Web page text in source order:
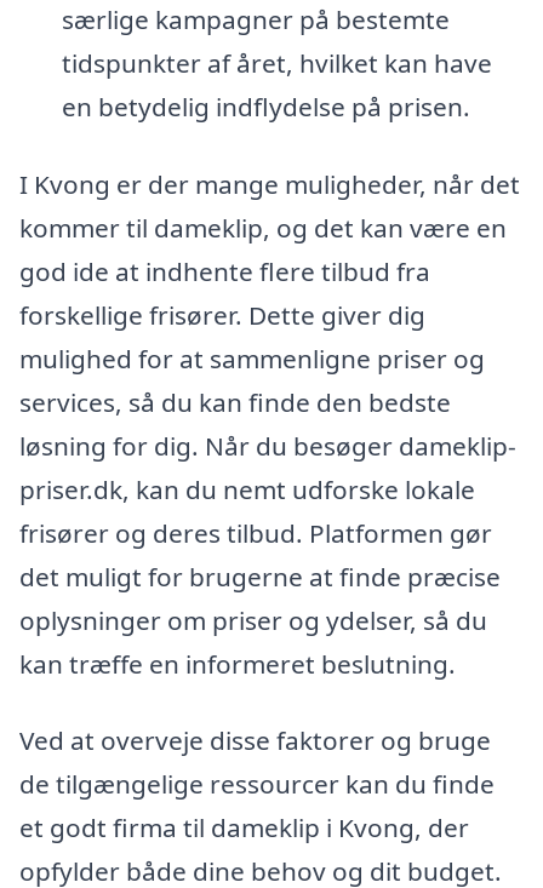
særlige kampagner på bestemte
tidspunkter af året, hvilket kan have
en betydelig indflydelse på prisen.
I Kvong er der mange muligheder, når det
kommer til dameklip, og det kan være en
god ide at indhente flere tilbud fra
forskellige frisører. Dette giver dig
mulighed for at sammenligne priser og
services, så du kan finde den bedste
løsning for dig. Når du besøger dameklip-
priser.dk, kan du nemt udforske lokale
frisører og deres tilbud. Platformen gør
det muligt for brugerne at finde præcise
oplysninger om priser og ydelser, så du
kan træffe en informeret beslutning.
Ved at overveje disse faktorer og bruge
de tilgængelige ressourcer kan du finde
et godt firma til dameklip i Kvong, der
opfylder både dine behov og dit budget.